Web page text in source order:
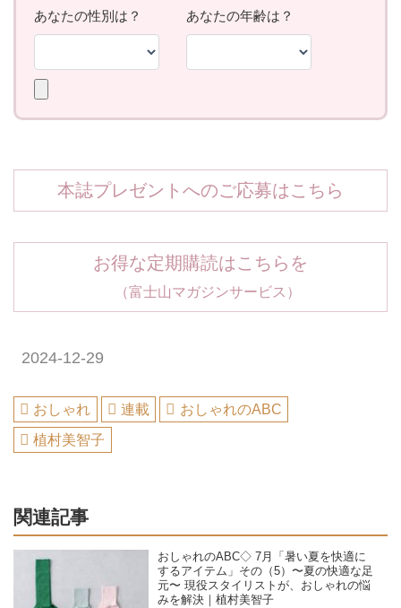
本誌プレゼントへのご応募はこちら
お得な定期購読はこちらを
（富士山マガジンサービス）
2024-12-29
おしゃれ 連載
おしゃれのABC
植村美智子
関連記事
おしゃれのABC◇ 7月「暑い夏を快適に
するアイテム」その（5）〜夏の快適な足
元〜 現役スタイリストが、おしゃれの悩
みを解決｜植村美智子